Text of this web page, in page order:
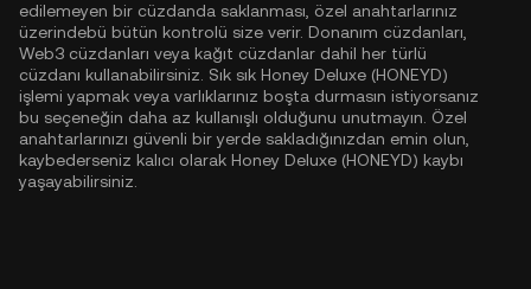
edilemeyen bir cüzdanda saklanması, özel anahtarlarınız
üzerindebü bütün kontrolü size verir. Donanım cüzdanları,
Web3 cüzdanları veya kağıt cüzdanlar dahil her türlü
cüzdanı kullanabilirsiniz. Sık sık Honey Deluxe (HONEYD)
işlemi yapmak veya varlıklarınız boşta durmasın istiyorsanız
bu seçeneğin daha az kullanışlı olduğunu unutmayın. Özel
anahtarlarınızı güvenli bir yerde sakladığınızdan emin olun,
kaybederseniz kalıcı olarak Honey Deluxe (HONEYD) kaybı
yaşayabilirsiniz.